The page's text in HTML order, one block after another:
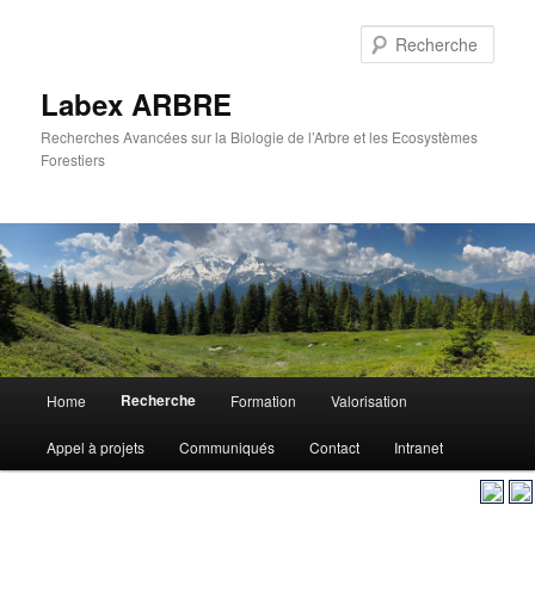
Labex ARBRE
Recherches Avancées sur la Biologie de l’Arbre et les Ecosystèmes
Forestiers
principal
Aller
au
Home Recherche Formation Valorisation
Appel à projets Communiqués Contact Intranet